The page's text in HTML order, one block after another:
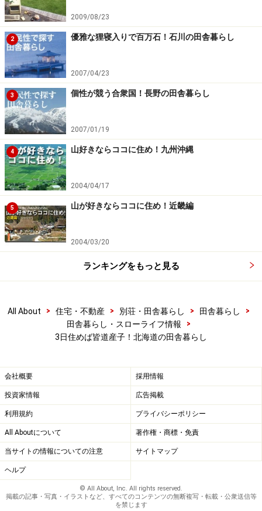
・女性からプロポーズするのは当たり前らしい。
開拓時代から男性と一緒に過酷な労働に耐えていたこと
もあってか、積極的でオープン。女性の方からナンパし
たりプロポーズするのは普通だとか。離婚率が高いの
も、北海道の女性の拘束されない自由や旺盛な自立心が
うかがい知れる。
・結婚式は会費制が常識らしい。
北海道の結婚披露宴では、お祝い金は必要ない。受付で
5,000円から1万円程度の会費を支払えばいいだけ。古い
しきたりに縛られず親にも頼らず、自分たちだけでやろ
うとする北海道人ならではの自立心の表れか。
・めでたい時はどこでもジンギスカンらしい。
ドアで必ず登場するのはジンギスカン鍋。北海道人のこ
ウス味か」とか「生ラムを焼いた後にタレを付けて食べ
るか、タレに漬け込んでから焼くか」など、一冊の本が
できるほどのウンチクが飛び交うという。
◆北海道が解るブックマーク集
・オフィシャルサイト＞＞北海道の公式ホームページ
・UIターン支援情報＞＞北の大地であなたの夢を！
・地域密着情報＞＞
北海道雑学百科-ぷっちがいど
・北海道の旅情報＞＞
［北海道］All About
次回は、アルプス山脈の豊かな自然に囲まれた「長野県
に行きや」です。
2009/08/23
2 優雅な狸寝入りで百万石！石川の田舎暮らし
2007/04/23
3 個性が競う合衆国！長野の田舎暮らし
2007/01/19
4 山好きならココに住め！九州沖縄
2004/04/17
5 山が好きならココに住め！近畿編
2004/03/20
ランキングをもっと見る
All About > 住宅・不動産 > 別荘・田舎暮らし > 田舎暮らし
>
田舎暮らし・スローライフ情報
>
3日住めば皆道産子！北海道の田舎暮らし
会社概要 採用情報
投資家情報 広告掲載
利用規約 プライバシーポリシー
All Aboutについて 著作権・商標・免責
当サイトの情報についての注意 サイトマップ
ヘルプ
© All About, Inc. All rights reserved.
掲載の記事・写真・イラストなど、すべてのコンテンツの無断複写・転載・公衆送信等
を禁じます